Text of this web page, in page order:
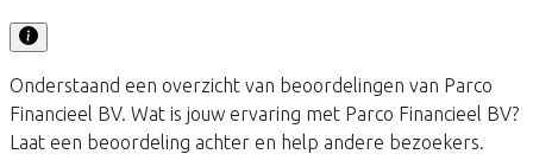
Onderstaand een overzicht van beoordelingen van Parco
Financieel BV. Wat is jouw ervaring met Parco Financieel BV?
Laat een beoordeling achter en help andere bezoekers.